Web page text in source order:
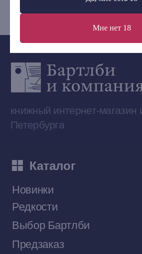
Мне нет 18
Договор оферты
Политика конфиденциальности